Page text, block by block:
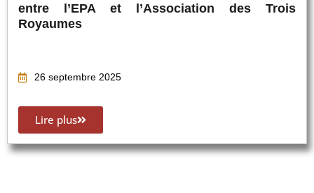
entre l’EPA et l’Association des Trois
Royaumes
26 septembre 2025
Lire plus